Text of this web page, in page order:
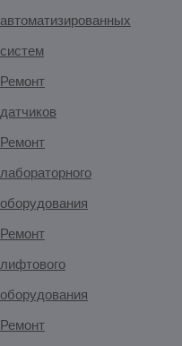
автоматизированных
систем
Ремонт
датчиков
Ремонт
лабораторного
оборудования
Ремонт
лифтового
оборудования
Ремонт